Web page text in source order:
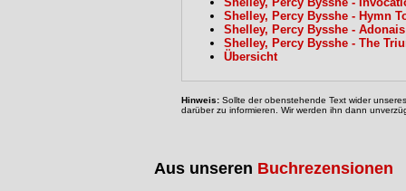
Shelley, Percy Bysshe - Hymn
Shelley, Percy Bysshe - Adonais
Shelley, Percy Bysshe - The
Übersicht
Hinweis: Sollte der obenstehende Text wider
darüber zu informieren. Wir werden ihn dann
Aus unseren Buchrezensionen